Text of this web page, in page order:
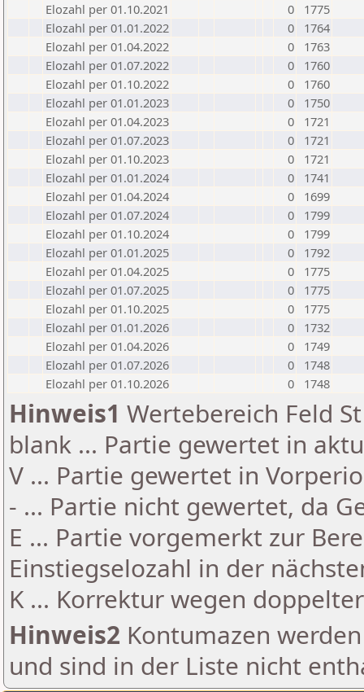
Elozahl per 01.10.2021
0
1775
Elozahl per 01.01.2022
0
1764
Elozahl per 01.04.2022
0
1763
Elozahl per 01.07.2022
0
1760
Elozahl per 01.10.2022
0
1760
Elozahl per 01.01.2023
0
1750
Elozahl per 01.04.2023
0
1721
Elozahl per 01.07.2023
0
1721
Elozahl per 01.10.2023
0
1721
Elozahl per 01.01.2024
0
1741
Elozahl per 01.04.2024
0
1699
Elozahl per 01.07.2024
0
1799
Elozahl per 01.10.2024
0
1799
Elozahl per 01.01.2025
0
1792
Elozahl per 01.04.2025
0
1775
Elozahl per 01.07.2025
0
1775
Elozahl per 01.10.2025
0
1775
Elozahl per 01.01.2026
0
1732
Elozahl per 01.04.2026
0
1749
Elozahl per 01.07.2026
0
1748
Elozahl per 01.10.2026
0 1748
Hinweis1 Wertebereich Feld
blank ... Partie gewertet in
V ... Partie gewertet in
- ... Partie nicht gewertet, da
E ... Partie vorgemerkt zur
Einstiegselozahl in der
K ... Korrektur wegen
Hinweis2 Kontumazen
und sind in der Liste nicht